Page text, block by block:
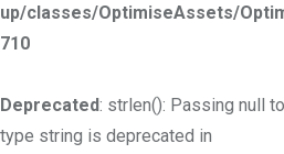
up/classes/OptimiseAssets/
710
Deprecated: strlen(): Passing null
type string is deprecated in